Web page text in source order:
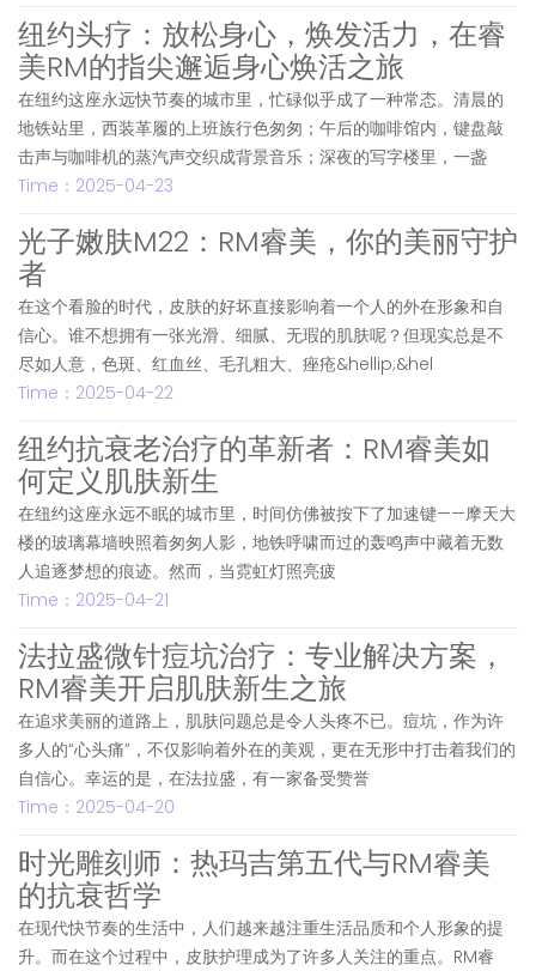
纽约头疗：放松身心，焕发活力，在睿
美RM的指尖邂逅身心焕活之旅
在纽约这座永远快节奏的城市里，忙碌似乎成了一种常态。清晨的
地铁站里，西装革履的上班族行色匆匆；午后的咖啡馆内，键盘敲
击声与咖啡机的蒸汽声交织成背景音乐；深夜的写字楼里，一盏
Time：2025-04-23
光子嫩肤M22：RM睿美，你的美丽守护
者
在这个看脸的时代，皮肤的好坏直接影响着一个人的外在形象和自
信心。谁不想拥有一张光滑、细腻、无瑕的肌肤呢？但现实总是不
尽如人意，色斑、红血丝、毛孔粗大、痤疮&hellip;&hel
Time：2025-04-22
纽约抗衰老治疗的革新者：RM睿美如
何定义肌肤新生
在纽约这座永远不眠的城市里，时间仿佛被按下了加速键——摩天大
楼的玻璃幕墙映照着匆匆人影，地铁呼啸而过的轰鸣声中藏着无数
人追逐梦想的痕迹。然而，当霓虹灯照亮疲
Time：2025-04-21
法拉盛微针痘坑治疗：专业解决方案，
RM睿美开启肌肤新生之旅
在追求美丽的道路上，肌肤问题总是令人头疼不已。痘坑，作为许
多人的“心头痛”，不仅影响着外在的美观，更在无形中打击着我们的
自信心。幸运的是，在法拉盛，有一家备受赞誉
Time：2025-04-20
时光雕刻师：热玛吉第五代与RM睿美
的抗衰哲学
在现代快节奏的生活中，人们越来越注重生活品质和个人形象的提
升。而在这个过程中，皮肤护理成为了许多人关注的重点。RM睿